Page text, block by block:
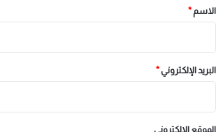
*
الاسم *
البريد الإلكتروني*
الموقع الإلكتروني